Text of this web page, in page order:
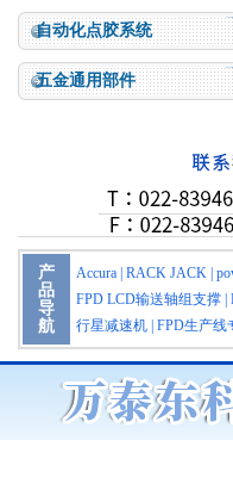
自动化点胶系统
五金通用部件
产
品
导
航
Accura RACK JACK
FPD LCD输送轴组支撑
行星减速机 FPD生产线